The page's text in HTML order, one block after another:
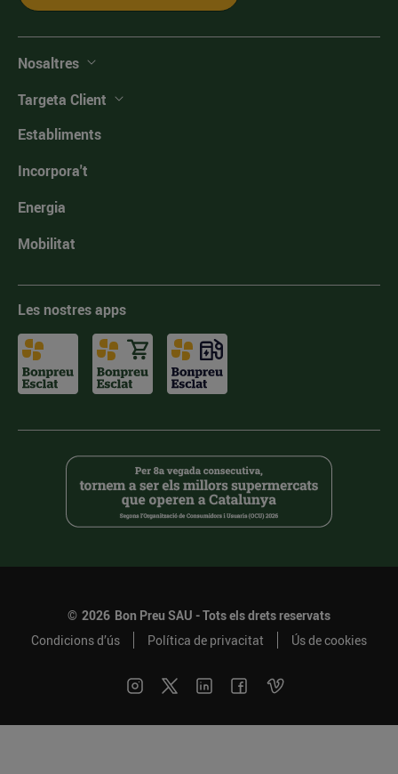
Nosaltres
Targeta Client
Establiments
Incorpora't
Energia
Mobilitat
Les nostres apps
© 2026 Bon Preu SAU - Tots els drets reservats
Condicions d’ús
Política de privacitat Ús de cookies